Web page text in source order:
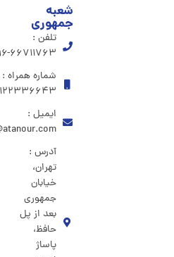
شعبه
جمهوری
تلفن :
۶۶۷۱۱۷۶۳-۶۶۷۲۱۷۹۶
شماره همراه :
ایمیل :
آدرس :
تهران،
خیابان
جمهوری
بعد از پل
حافظ،
پاساژ